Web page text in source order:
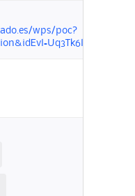
wps/poc?